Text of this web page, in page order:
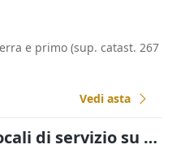
e primo (sup. catast. 267
Vedi asta
Asta Fabbricato residenziale con garage e locali di servizio su due livelli